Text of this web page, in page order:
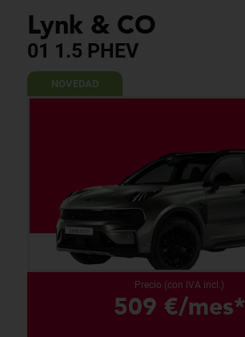
Lynk & CO
01 1.5 PHEV
NOVEDAD
Precio (con IVA incl.)
509 €/mes*